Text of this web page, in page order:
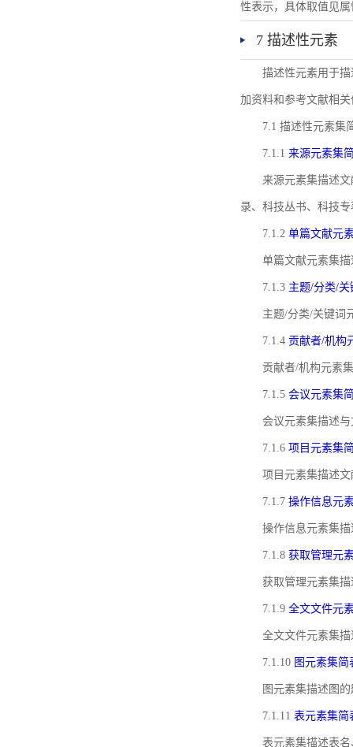
性表示，具体取值见属
7 描述性元素
描述性元素用于
加资料和参考文献相
7.1 描述性元素集
7.1.1 来源元素集
来源元素集描述
录、科技丛书、科技
7.1.2 单篇文献元
单篇文献元素集
7.1.3 主题/分类/
主题/分类/关键词
7.1.4 贡献者/机构
贡献者/机构元素
7.1.5 会议元素集
会议元素集描述
7.1.6 项目元素集
项目元素集描述
7.1.7 操作信息元
操作信息元素集
7.1.8 获取管理元
获取管理元素集
7.1.9 全文文件元
全文文件元素集
7.1.10 图元素集简
图元素集描述图
7.1.11 表元素集简
表元素集描述表